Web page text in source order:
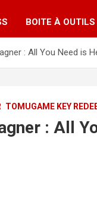
BOITE À OUTILS
: All You Need is
TOMUGAME KEY
: All